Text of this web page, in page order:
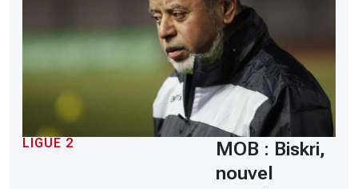
LIGUE 2
MOB : Biskri,
nouvel